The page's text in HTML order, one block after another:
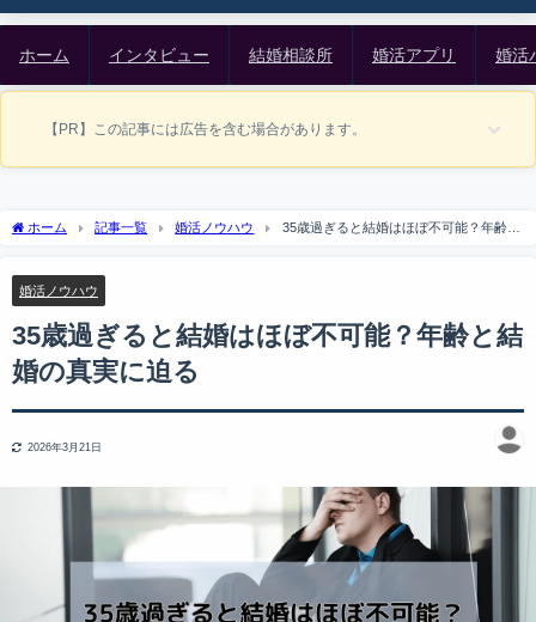
ホーム インタビュー 結婚相談所 婚活アプリ 婚活
【PR】この記事には広告を含む場合があります。
ホーム 記事一覧 婚活ノウハウ
35歳過ぎると結婚はほぼ不可能？年齢と
婚活ノウハウ
35歳過ぎると結婚はほぼ不可能？年齢と結
婚の真実に迫る
2026年3月21日